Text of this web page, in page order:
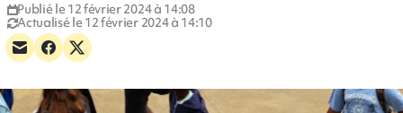
Publié le 12 février 2024 à 14:08
Actualisé le 12 février 2024 à 14:10